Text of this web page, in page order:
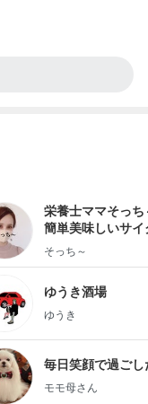
栄養士ママそっち
簡単美味しいサイ
献立
そっち～
ゆうき酒場
ゆうき
毎日笑顔で過ごし
モモ母さん